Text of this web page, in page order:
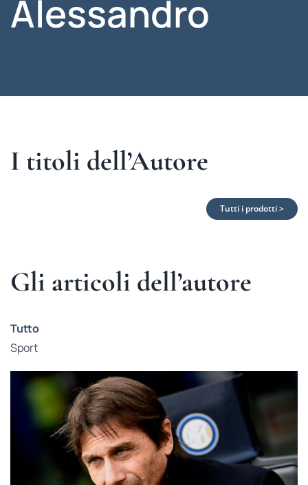
Alessandro
I titoli dell’Autore
Tutti i prodotti >
Gli articoli dell’autore
Tutto
Sport